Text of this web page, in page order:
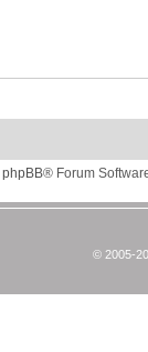
phpBB® Forum
© 2005-